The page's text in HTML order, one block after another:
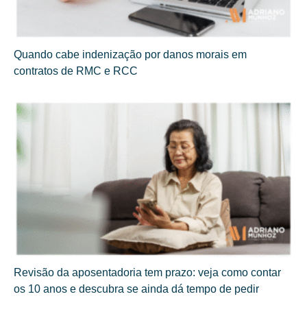
Quando cabe indenização por danos morais em
contratos de RMC e RCC
Revisão da aposentadoria tem prazo: veja como contar
os 10 anos e descubra se ainda dá tempo de pedir